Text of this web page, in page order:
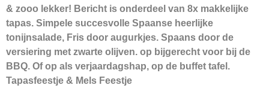
& zooo lekker! Bericht is onderdeel van 8x makkelijke
tapas. Simpele succesvolle Spaanse heerlijke
tonijnsalade, Fris door augurkjes. Spaans door de
versiering met zwarte olijven. op bijgerecht voor bij de
BBQ. Of op als verjaardagshap, op de buffet tafel.
Tapasfeestje & Mels Feestje